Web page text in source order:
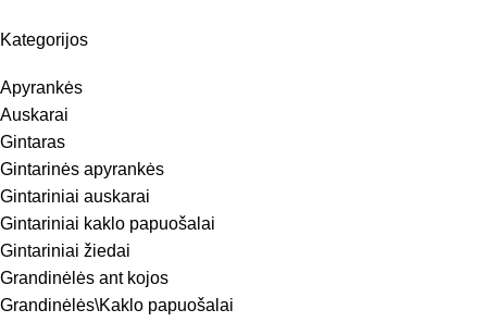
Kategorijos
Apyrankės
Auskarai
Gintaras
Gintarinės apyrankės
Gintariniai auskarai
Gintariniai kaklo papuošalai
Gintariniai žiedai
Grandinėlės ant kojos
Grandinėlės\Kaklo papuošalai